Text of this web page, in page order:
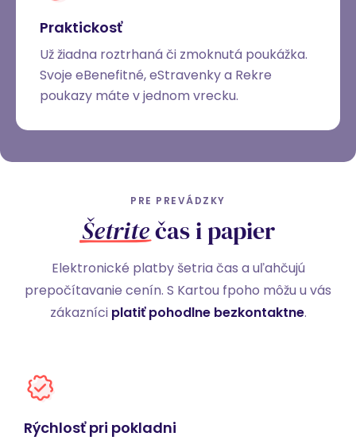
Praktickosť
Už žiadna roztrhaná či zmoknutá poukážka.
Svoje eBenefitné, eStravenky a Rekre
poukazy máte v jednom vrecku.
PRE PREVÁDZKY
Šetritečas i papier
Elektronické platby šetria čas a uľahčujú
prepočítavanie cenín. S Kartou fpoho môžu u vás
zákazníci platiť pohodlne bezkontaktne.
Rýchlosť pri pokladni